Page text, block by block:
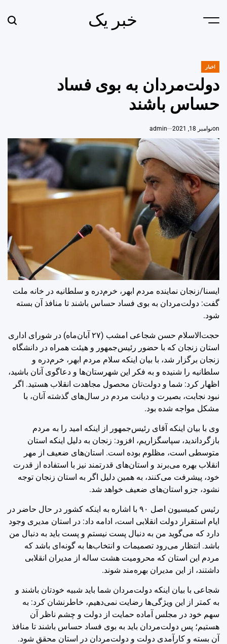
Menu خبر یک
POSTED
اخبار
دولت‌مردان به بوی فساد
حساس باشند
onنوامبر 18, 2021 admin
ایسنا/زنجان نماینده مردم ابهر، خرم‌دره و سلطانیه در خانه ملت
گفت: دولت‌مردان به بوی فساد حساس باشند تا منافذ آن بسته
شود.
حجت‌الاسلام حسن شجاعی امشب (۲۷ آبان‌ماه) در شورای اداری
استان زنجان که با حضور رئیس‌جمهور و هیئت همراه در دانشگاه
زنجان برگزار شد، با بیان اینکه سلام مردم ابهر، خرم‌دره و
سلطانیه را شنیده و به فکر این شهرستان‌ها و دعاگوی آنان باشید،
اظهار کرد: شما و دولت‌تان محصول مجاهدت انقلاب هستید. اگر
نبود نجابت، بصیرت و دیانت مردم در سال‌های گذشته آنان، با
مشکل مواجه شده بود.
وی با بیان اینکه آقای رئیس‌جمهور از اینکه امید را به مردم
بازگرداندید، سپاسگزاریم، افزود: زنجان به دلیل اینکه استان
متوسطی است، مظلوم بوده است. استان‌های ضعیف از مهر
انقلاب بهره می‌برند و استان‌های قدرتمند نیز با استفاده از قدرت
خود، پیشرفت می‌کنند، به همین دلیل اگر به استان زنجان توجه
نشود، جزو استان‌های ضعیف خواهد شد.
رئیس کمیسیون اصل ۹۰ با اشاره به اینکه کشور در حال حاضر در
ایام استقرار دولت انقلابی است، ادامه داد: در استان مدیری وجود
دارد که می‌گوید من به دنبال پست نیستم و پست باید به دنبال من
باشد. انتظار می‌رود تصمیمات و انتخاب‌ها به گونه‌ای باشد که
مردم این استان که محرومیت هشت ساله از مدیران انقلابی
داشتند، از این مدیران بهره‌مند شوند.
شجاعی با بیان اینکه دولت‌مردان شما باید شبیه خودتان باشند و
به کمتر از این ویژگی‌ها رضایت نمی‌دهیم، خاطرنشان‌ کرد: به
سهم خود در مجلس آماده حمایت از دولت و چشم ناظر آن
هستیم؛ پس دولت‌مردان باید به بوی فساد حساس باشند تا منافذ
آن بسته و کارآمدی دولت و دولت‌مردان در استان محقق شود.